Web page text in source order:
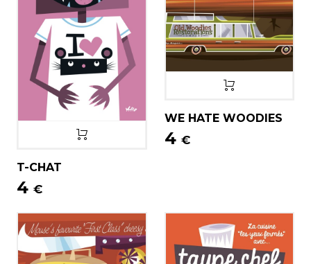
T-CHAT
4 €
WE HATE WOODIES
4 €